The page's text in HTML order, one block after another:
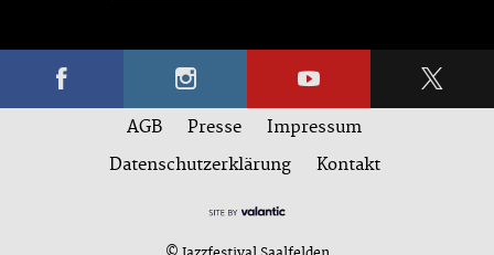
AGB Presse
Impressum
Datenschutzerklärung
Kontakt